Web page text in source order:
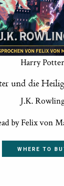
Harry Potter
und die
J.K.
by Felix von
WHERE TO